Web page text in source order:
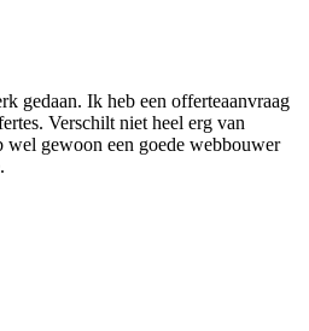
gedaan. Ik heb een offerteaanvraag
Verschilt niet heel erg van
wel gewoon een goede webbouwer